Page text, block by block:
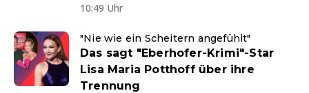
10:49 Uhr
"Nie wie ein Scheitern angefühlt"
Das sagt "Eberhofer-Krimi"-Star
Lisa Maria Potthoff über ihre
Trennung